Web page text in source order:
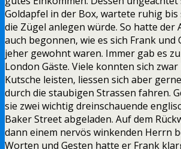
Goldapfel in der Box, wartete ruhig
die Zügel anlegen würde. So hatte der
auch begonnen, wie es sich Frank und
jeher gewohnt waren. Immer gab es
London Gäste. Viele konnten sich
Kutsche leisten, liessen sich aber
durch die staubigen Strassen fahren.
sie zwei wichtig dreinschauende
Baker Street abgeladen. Auf dem
dann einem nervös winkenden Herrn
Worten und Gesten hatte er Frank